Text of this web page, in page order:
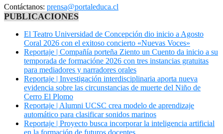
Contáctanos: prensa@portaleduca.cl
PUBLICACIONES
El Teatro Universidad de Concepción dio inicio a Agosto
Coral 2026 con el exitoso concierto «Nuevas Voces»
Reportaje | Compañía porteña Ziento un Cuento da inicio a su
temporada de formacióne 2026 con tres instancias gratuitas
para mediadores y narradores orales
Reportaje | Investigación interdisciplinaria aporta nueva
evidencia sobre las circunstancias de muerte del Niño de
Cerro El Plomo
Reportaje | Alumni UCSC crea modelo de aprendizaje
automático para clasificar sonidos marinos
Reportaje | Proyecto busca incorporar la inteligencia artificial